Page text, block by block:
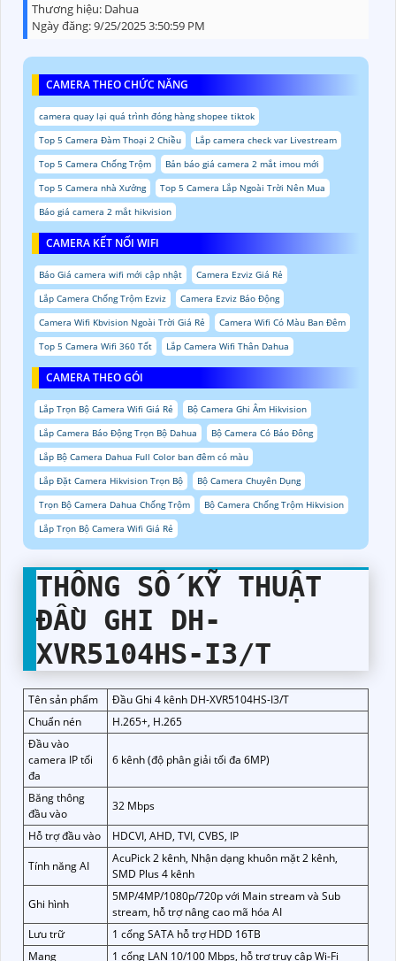
Thương hiệu: Dahua
Ngày đăng:9/25/2025 3:50:59 PM
CAMERA THEO CHỨC NĂNG
camera quay lại quá trình đóng hàng shopee tiktok
Top 5 Camera Đàm Thoại 2 Chiều
Lắp camera check var Livestream
Top 5 Camera Chống Trộm
Bản báo giá camera 2 mắt imou mới
Top 5 Camera nhà Xưởng
Top 5 Camera Lắp Ngoài Trời Nên Mua
Báo giá camera 2 mắt hikvision
CAMERA KẾT NỐI WIFI
Báo Giá camera wifi mới cập nhật
Camera Ezviz Giá Rẻ
Lắp Camera Chống Trộm Ezviz
Camera Ezviz Báo Động
Camera Wifi Kbvision Ngoài Trời Giá Rẻ
Camera Wifi Có Màu Ban Đêm
Top 5 Camera Wifi 360 Tốt
Lắp Camera Wifi Thân Dahua
CAMERA THEO GÓI
Lắp Trọn Bộ Camera Wifi Giá Rẻ
Bộ Camera Ghi Âm Hikvision
Lắp Camera Báo Động Trọn Bộ Dahua
Bộ Camera Có Báo Đông
Lắp Bộ Camera Dahua Full Color ban đêm có màu
Lắp Đặt Camera Hikvision Trọn Bộ
Bộ Camera Chuyên Dụng
Trọn Bộ Camera Dahua Chống Trộm
Bộ Camera Chống Trộm Hikvision
Lắp Trọn Bộ Camera Wifi Giá Rẻ
THÔNG SỐ KỸ THUẬT
ĐẦU GHI DH-
XVR5104HS-I3/T
Tên sản phẩm
Đầu Ghi 4 kênh DH-XVR5104HS-I3/T
Chuẩn nén
H.265+, H.265
Đầu vào
camera IP tối
đa
6 kênh (độ phân giải tối đa 6MP)
Băng thông
đầu vào
32 Mbps
Hỗ trợ đầu vào
HDCVI, AHD, TVI, CVBS, IP
Tính năng AI
AcuPick 2 kênh, Nhận dạng khuôn mặt 2 kênh,
SMD Plus 4 kênh
Ghi hình
5MP/4MP/1080p/720p với Main stream và Sub
stream, hỗ trợ nâng cao mã hóa AI
Lưu trữ
1 cổng SATA hỗ trợ HDD 16TB
Mạng
1 cổng LAN 10/100 Mbps, hỗ trợ truy cập Wi-Fi